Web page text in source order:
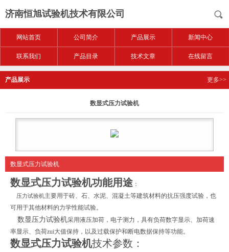
济南恒旭试验机技术有限公司
网站首页 公司简介 产品展示 新闻中心
联系我们 产品目录 技术文章 在线留言
产品展示 更多>>
数显式压力试验机
数显式压力试验机
数显式压力试验机功能用途 ：
压力试验机主要用于砖、石、水泥、混凝土等建筑材料的抗压强度试验，也
可用于其他材料的力学性能试验。
数显压力试验机采用液压加荷，电子测力，具有负荷数字显示、加荷速
率显示、负荷zui大值保持，以及过载保护和断电数据保持等功能。
数显式压力试验机技术参数：